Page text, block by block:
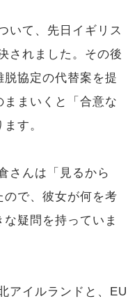
いて、先日イギリス
されました。その後
協定の代替案を提
まいくと「合意な
す。
さんは「見るから
で、彼女が何を考
疑問を持っていま
アイルランドと、EU